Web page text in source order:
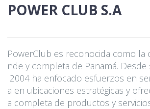
POWER CLUB S.A
PowerClub es reconocida como la
nde y completa de Panamá. Desde
2004 ha enfocado esfuerzos en
a en ubicaciones estratégicas y
a completa de productos y